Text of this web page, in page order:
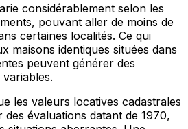
considérablement selon les
pouvant aller de moins de
certaines localités. Ce qui
maisons identiques situées dans
peuvent générer des
les valeurs locatives cadastrales
évaluations datant de 1970,